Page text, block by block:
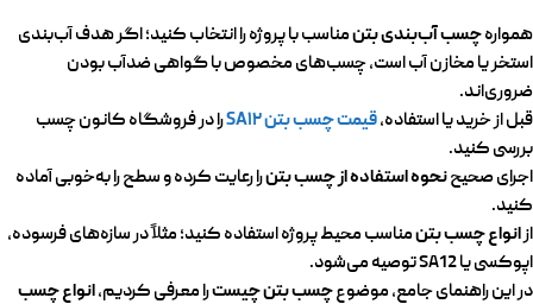
هموارهچسب آب‌بندی بتنمناسب با پروژه را انتخاب کنید؛ اگر هدف آب‌بندی
استخر یا مخازن آب است، چسب‌های مخصوص با گواهی ضدآب بودن
ضروری‌اند.
قبل از خرید یا استفاده،قیمت چسب بتن SA12
را در فروشگاه‌ کانون چسب
بررسی کنید.
اجرای صحیحنحوه استفاده از چسب بتنرا رعایت کرده و سطح را به‌خوبی آماده
کنید.
ازانواع چسب بتنمناسب محیط پروژه استفاده کنید؛ مثلاً در سازه‌های فرسوده،
اپوکسی یا SA12 توصیه می‌شود.
در این راهنمای جامع، موضوعچسب بتن چیسترا معرفی کردیم،انواع چسب